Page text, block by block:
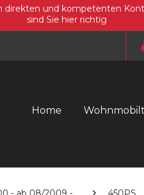
direkten und kompetenten
sind Sie hier richtig
Home